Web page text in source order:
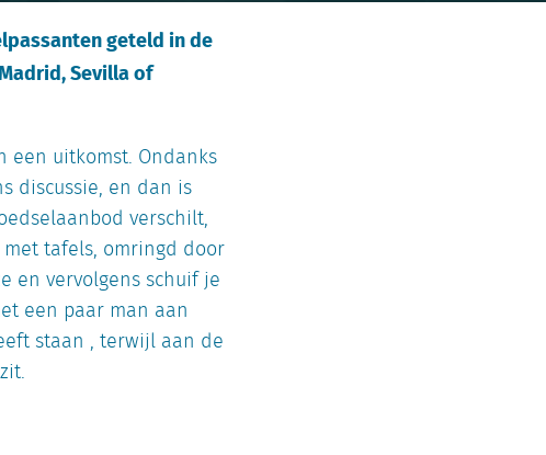
geteld in de
Sevilla of
uitkomst. Ondanks
discussie, en dan is
verschilt,
tafels, omringd door
en vervolgens schuif je
een paar man aan
staan , terwijl aan de